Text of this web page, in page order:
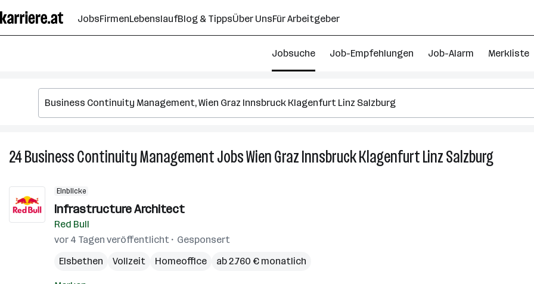
Seiteninhalt
springen
JobsFirmenLebenslaufBlog & TippsÜber UnsFür Arbeitgeber
Jobsuche Job-Empfehlungen Job-Alarm Merkliste
24Business Continuity ManagementJobsWien Graz Innsbruck Klagenfurt Linz Salzburg24
Business
Einblicke
Infrastructure Architect
Red Bull
vor 4 Tagen veröffentlicht
Gesponsert
Elsbethen
Vollzeit Homeoffice ab 2.760 € monatlich